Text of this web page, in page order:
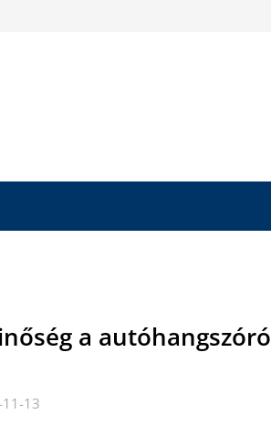
a autóhangszóró
13